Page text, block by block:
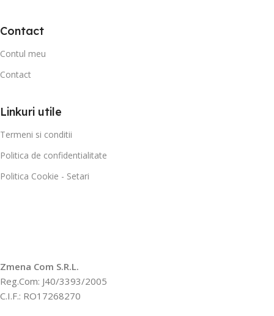
Contact
Contul meu
Contact
Linkuri utile
Termeni si conditii
Politica de confidentialitate
Politica Cookie - Setari
Zmena Com S.R.L.
Reg.Com: J40/3393/2005
C.I.F.: RO17268270